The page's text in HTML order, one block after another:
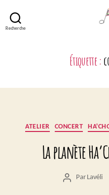
Recherche
Étiquette :
ATELIER CONCERT
La planète
Auteur
Par Lavéli